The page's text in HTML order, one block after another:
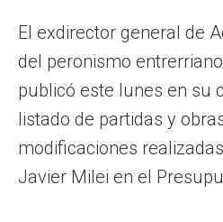
El exdirector general de
del peronismo
publicó este lunes en su
listado de partidas y
modificaciones
Javier Milei en el